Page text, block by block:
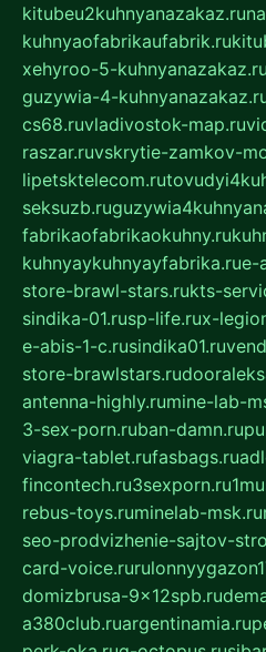
kitubeu2kuhnyanazakaz.ru
kuhnyaofabrikaufabrik.ru
xehyroo-5-kuhnyanazakaz.ru
guzywia-4-
cs68.ruvladivostok-map.ru
raszar.ruvskrytie-zamkov-
lipetsktelecom.ru
seksuzb.ru
fabrikaofabrikaokuhny.ru
kuhnyaykuhnyayfabrika.rue-
store-brawl-stars.rukts-
sindika-01.rusp-life.rux-
e-abis-1-c.rusindika01.ru
store-brawlstars.ru
antenna-highly.rumine-lab-
3-sex-porn.ruban-damn.ru
viagra-tablet.rufasbags.ru
fincontech.ru3sexporn.ru
rebus-toys.ruminelab-msk.ru
seo-prodvizhenie-sajtov-
card-voice.ru
domizbrusa-9x12spb.ru
a380club.ruargentinamia.ru